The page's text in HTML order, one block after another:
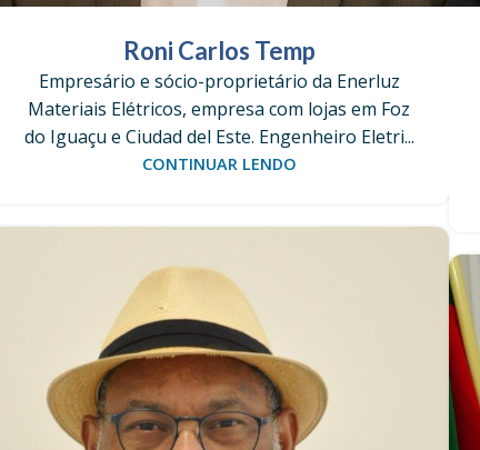
Roni Carlos Temp
Empresário e sócio-proprietário da Enerluz
Materiais Elétricos, empresa com lojas em Foz
do Iguaçu e Ciudad del Este. Engenheiro Eletri...
CONTINUAR LENDO